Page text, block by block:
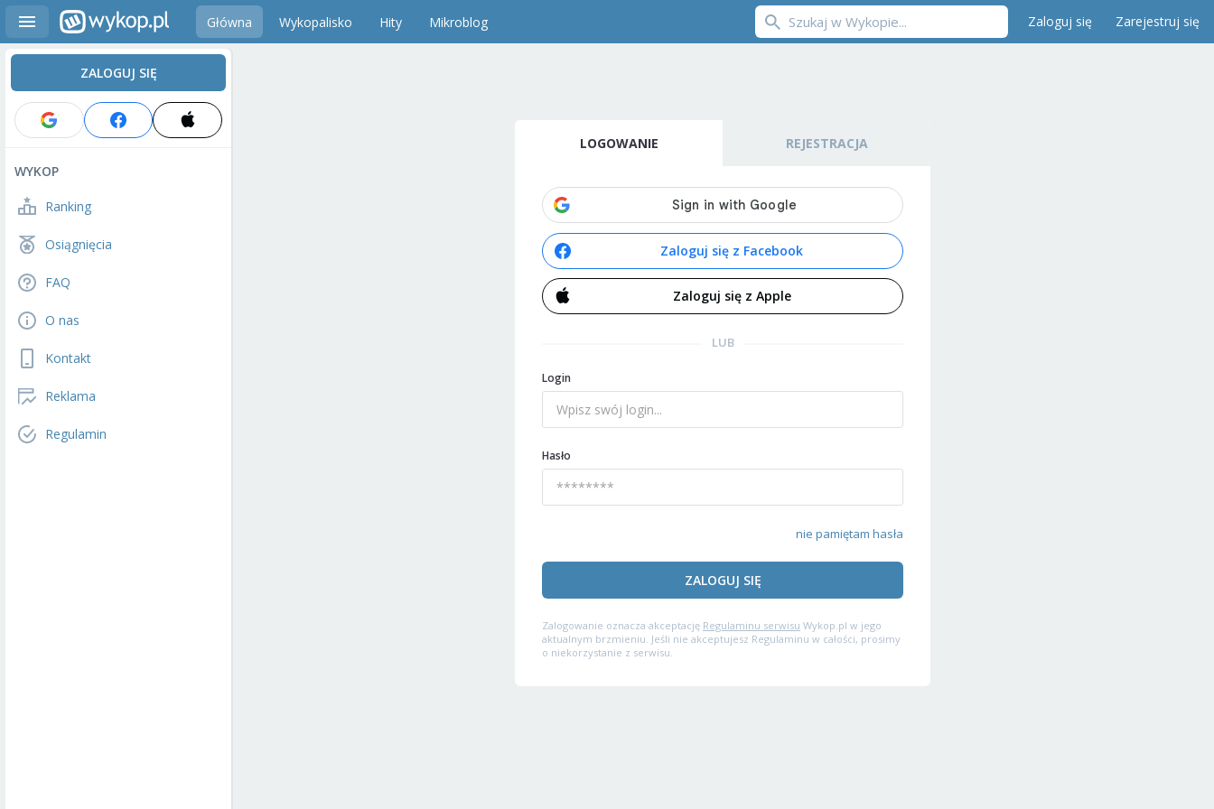
Główna Wykopalisko Hity Mikroblog Zaloguj się Zarejestruj się
ZALOGUJ SIĘ
WYKOP
Ranking
Osiągnięcia
FAQ
O nas
Kontakt
Reklama
Regulamin
LOGOWANIE REJESTRACJA
Zaloguj się z Facebook
Zaloguj się z Apple
LUB
Login
Hasło
nie pamiętam hasła
ZALOGUJ SIĘ
Zalogowanie oznacza akceptację Regulaminu serwisu Wykop.pl w jego
aktualnym brzmieniu. Jeśli nie akceptujesz Regulaminu w całości, prosimy
o niekorzystanie z serwisu.